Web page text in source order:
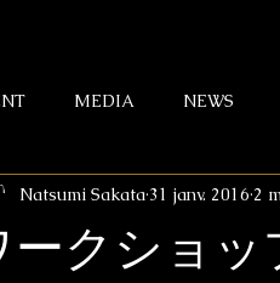
MEDIA NEWS
ークショ
Natsumi Sakata 31 janv. 2016 2